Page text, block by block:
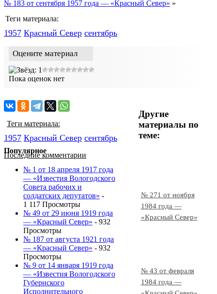
№ 183 от сентября 1957 года — «Красный Север» »
Теги материала:
1957 Красный Cевер сентябрь
Оцените материал
Пока оценок нет
Другие
материалы по
теме:
№ 271 от ноября
1984 года —
«Красный Север»
№ 43 от февраля
1984 года —
Теги материала:
1957 Красный Cевер сентябрь
Последние комментарии
Популярное
№ 1 от 18 апреля 1917 года
— «Известия Вологодского
Совета рабочих и
солдатских депутатов» -
1 117 Просмотры
№ 49 от 29 июня 1919 года
— «Красный Север» - 932
Просмотры
№ 187 от августа 1921 года
— «Красный Север» - 932
Просмотры
№ 9 от 14 января 1919 года
— «Известия Вологодского
Губернского
Исполнительного